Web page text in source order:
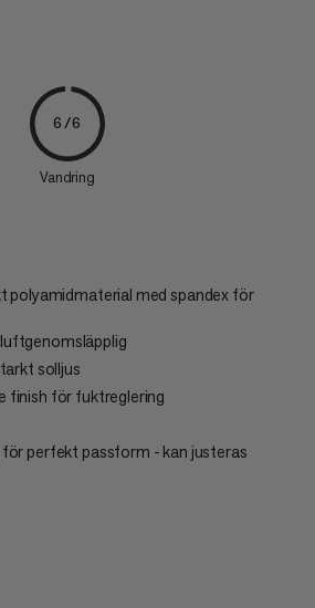
6/6
Vandring
polyamidmaterial med spandex för
solljus
finish för fuktreglering
perfekt passform - kan justeras